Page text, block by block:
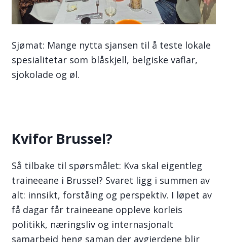
Sjømat: Mange nytta sjansen til å teste lokale
spesialitetar som blåskjell, belgiske vaflar,
sjokolade og øl.
Kvifor Brussel?
Så tilbake til spørsmålet: Kva skal eigentleg
traineeane i Brussel? Svaret ligg i summen av
alt: innsikt, forståing og perspektiv. I løpet av
få dagar får traineeane oppleve korleis
politikk, næringsliv og internasjonalt
samarbeid heng saman der avgjerdene blir